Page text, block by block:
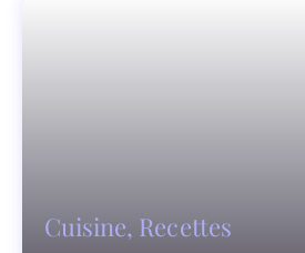
Cuisine, Recettes